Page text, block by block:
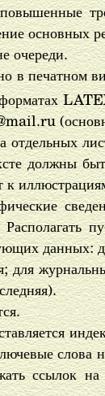
основных
очереди.
в печатном
форматах
должны
для
слова
ссылок